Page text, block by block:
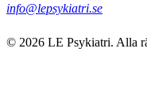
info@lepsykiatri.se
© 2026 LE Psykiatri. Alla